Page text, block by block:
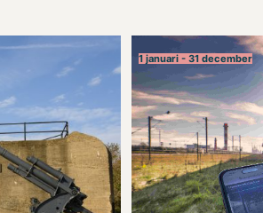
1 januari - 31 december